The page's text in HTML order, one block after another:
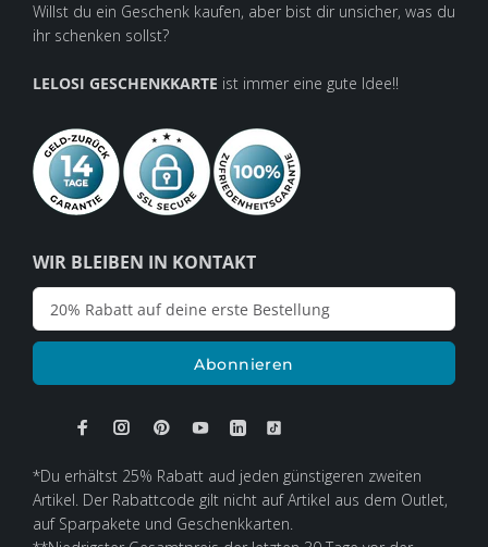
WIR BLEIBEN IN KONTAKT
Abonnieren
Willst du ein Geschenk kaufen, aber bist dir unsicher, was du
ihr schenken sollst?
LELOSI GESCHENKKARTE ist immer eine gute Idee!!
*Du erhältst 25% Rabatt aud jeden günstigeren zweiten
Artikel. Der Rabattcode gilt nicht auf Artikel aus dem Outlet,
auf Sparpakete und Geschenkkarten.